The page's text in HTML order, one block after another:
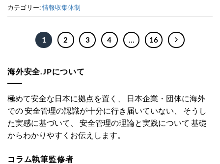
カテゴリー:情報収集体制
1 2 3 4 … 16
海外安全.JPについて
極めて安全な日本に拠点を置く、 日本企業・団体に海外
での 安全管理の認識が十分に行き届いていない、 そうし
た実感に基づいて、 安全管理の理論と実践について 基礎
からわかりやすくお伝えします。
コラム執筆監修者